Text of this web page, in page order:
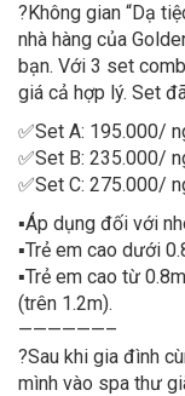
?Không gian “Dạ
nhà hàng của
bạn. Với 3 set
giá cả hợp lý. Set
✅Set A: 195.000/
✅Set B: 235.000/
✅Set C: 275.000/
▪️Áp dụng đối với
▪️Trẻ em cao dưới
▪️Trẻ em cao từ
(trên 1.2m).
——————–
?Sau khi gia đình
mình vào spa thư